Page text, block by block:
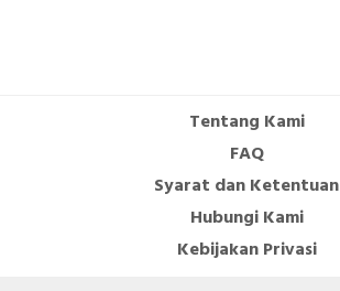
Tentang Kami
FAQ
Syarat dan Ketentuan
Hubungi Kami
Kebijakan Privasi